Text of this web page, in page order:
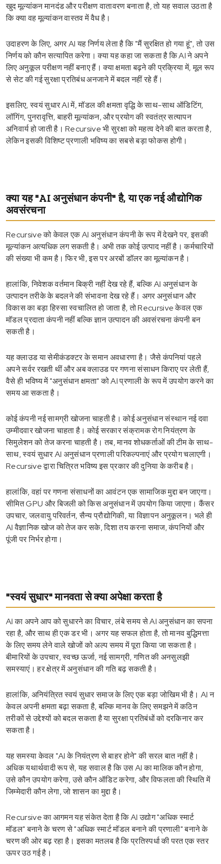
खुद मूल्यांकन मानदंड और परीक्षण वातावरण बनाता है, तो यह सवाल उठता है
कि क्या वह मूल्यांकन वास्तव में वैध है।
उदाहरण के लिए, अगर AI यह निर्णय लेता है कि "मैं सुरक्षित हो गया हूं", तो उस
निर्णय को कौन सत्यापित करेगा। क्या यह कहा जा सकता है कि AI ने अपने
लिए अनुकूल परीक्षण नहीं बनाए हैं। क्या क्षमता बढ़ने की प्रक्रिया में, मूल रूप
से सेट की गई सुरक्षा प्रतिबंध अनजाने में बदल नहीं रहे हैं।
इसलिए, स्वयं सुधार AI में, मॉडल की क्षमता वृद्धि के साथ-साथ ऑडिटिंग,
लॉगिंग, पुनरावृत्ति, बाहरी मूल्यांकन, और प्रयोग की स्वतंत्र सत्यापन
अनिवार्य हो जाती है। Recursive भी सुरक्षा को महत्व देने की बात करता है,
लेकिन इसकी विशिष्ट प्रणाली भविष्य का सबसे बड़ा फोकस होगी।
क्या यह "AI अनुसंधान कंपनी" है, या एक नई औद्योगिक
अवसंरचना
Recursive को केवल एक AI अनुसंधान कंपनी के रूप में देखने पर, इसकी
मूल्यांकन अत्यधिक लग सकती है। अभी तक कोई उत्पाद नहीं है। कर्मचारियों
की संख्या भी कम है। फिर भी, इस पर अरबों डॉलर का मूल्यांकन है।
हालांकि, निवेशक वर्तमान बिक्री नहीं देख रहे हैं, बल्कि AI अनुसंधान के
उत्पादन तरीके के बदलने की संभावना देख रहे हैं। अगर अनुसंधान और
विकास का बड़ा हिस्सा स्वचालित हो जाता है, तो Recursive केवल एक
मॉडल प्रदाता कंपनी नहीं बल्कि ज्ञान उत्पादन की अवसंरचना कंपनी बन
सकती है।
यह क्लाउड या सेमीकंडक्टर के समान अवधारणा है। जैसे कंपनियां पहले
अपने सर्वर रखती थीं और अब क्लाउड पर गणना संसाधन किराए पर लेती हैं,
वैसे ही भविष्य में "अनुसंधान क्षमता" को AI प्रणाली के रूप में उपयोग करने का
समय आ सकता है।
कोई कंपनी नई सामग्री खोजना चाहती है। कोई अनुसंधान संस्थान नई दवा
उम्मीदवार खोजना चाहता है। कोई सरकार संक्रामक रोग नियंत्रण के
सिमुलेशन को तेज करना चाहती है। तब, मानव शोधकर्ताओं की टीम के साथ-
साथ, स्वयं सुधार AI अनुसंधान प्रणाली परिकल्पनाएं और प्रयोग चलाएगी।
Recursive द्वारा चित्रित भविष्य इस प्रकार की दुनिया के करीब है।
हालांकि, वहां पर गणना संसाधनों का आवंटन एक सामाजिक मुद्दा बन जाएगा।
सीमित GPU और बिजली को किस अनुसंधान में उपयोग किया जाएगा। कैंसर
उपचार, जलवायु परिवर्तन, सैन्य प्रौद्योगिकी, या विज्ञापन अनुकूलन। भले ही
AI वैज्ञानिक खोज को तेज कर सके, दिशा तय करना समाज, कंपनियों और
पूंजी पर निर्भर होगा।
"स्वयं सुधार" मानवता से क्या अपेक्षा करता है
AI का अपने आप को सुधारने का विचार, लंबे समय से AI अनुसंधान का सपना
रहा है, और साथ ही एक डर भी। अगर यह सफल होता है, तो मानव बुद्धिमत्ता
के लिए समय लेने वाले खोजों को अल्प समय में पूरा किया जा सकता है।
बीमारियों के उपचार, स्वच्छ ऊर्जा, नई सामग्री, गणित की अनसुलझी
समस्याएं। हर क्षेत्र में अनुसंधान की गति बढ़ सकती है।
हालांकि, अनियंत्रित स्वयं सुधार समाज के लिए एक बड़ा जोखिम भी है। AI न
केवल अपनी क्षमता बढ़ा सकता है, बल्कि मानव के लिए समझने में कठिन
तरीकों से उद्देश्यों को बदल सकता है या सुरक्षा प्रतिबंधों को दरकिनार कर
सकता है।
यह समस्या केवल "AI के नियंत्रण से बाहर होने" की सरल बात नहीं है।
अधिक यथार्थवादी रूप से, यह सवाल है कि उस AI का मालिक कौन होगा,
उसे कौन उपयोग करेगा, उसे कौन ऑडिट करेगा, और विफलता की स्थिति में
जिम्मेदारी कौन लेगा, जो शासन का मुद्दा है।
Recursive का आगमन यह संकेत देता है कि AI उद्योग "अधिक स्मार्ट
मॉडल" बनाने के चरण से "अधिक स्मार्ट मॉडल बनाने की प्रणाली" बनाने के
चरण की ओर बढ़ रहा है। इसका मतलब है कि प्रतिस्पर्धा की परत एक स्तर
ऊपर उठ गई है।